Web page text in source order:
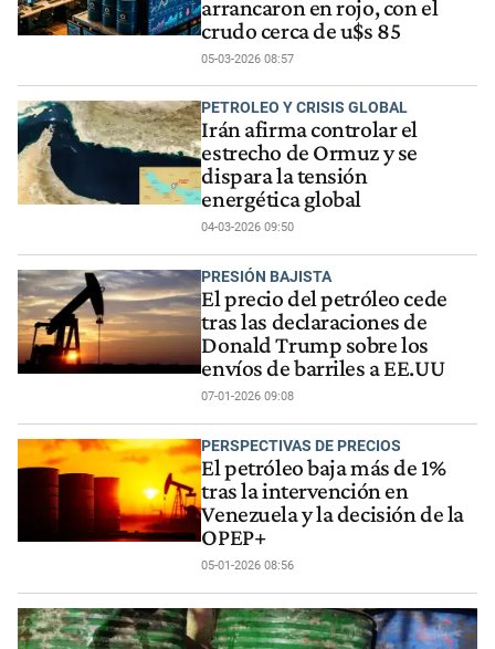
arrancaron en rojo, con el
crudo cerca de u$s 85
05-03-2026 08:57
PETROLEO Y CRISIS GLOBAL
Irán afirma controlar el
estrecho de Ormuz y se
dispara la tensión
energética global
04-03-2026 09:50
PRESIÓN BAJISTA
El precio del petróleo cede
tras las declaraciones de
Donald Trump sobre los
envíos de barriles a EE.UU
07-01-2026 09:08
PERSPECTIVAS DE PRECIOS
El petróleo baja más de 1%
tras la intervención en
Venezuela y la decisión de la
OPEP+
05-01-2026 08:56